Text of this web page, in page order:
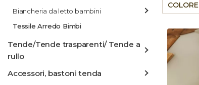
Biancheria da letto bambini
Tessile Arredo Bimbi
Tende/Tende trasparenti/ Tende a
rullo
Accessori, bastoni tenda
COLORE